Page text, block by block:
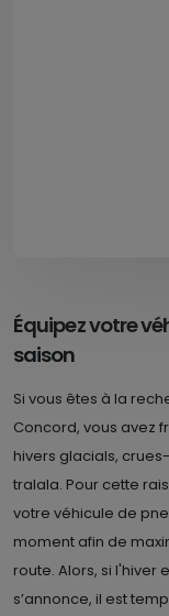
Équipez votre
saison
Si vous êtes à la
Concord, vous avez
hivers glacials,
tralala. Pour cette
votre véhicule de
moment afin de
route. Alors, si l'hiver
s’annonce, il est